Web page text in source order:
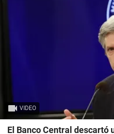
VIDEO
El Banco Central descartó